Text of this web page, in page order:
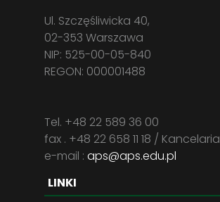
Ul. Szczęśliwicka 40,
02-353 Warszawa
NIP: 525-00-05-840
REGON: 000001488
Tel. +48 22 589 36 00
fax . +48 22 658 11 18 / Kancelaria
e-mail : aps@aps.edu.pl
LINKI